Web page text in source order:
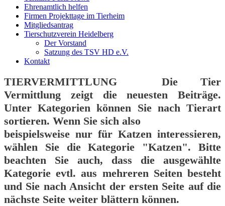
Ehrenamtlich helfen
Firmen Projekttage im Tierheim
Mitgliedsantrag
Tierschutzverein Heidelberg
Der Vorstand
Satzung des TSV HD e.V.
Kontakt
TIERVERMITTLUNGDie Tier
Vermittlung zeigt die neuesten Beiträge.
Unter Kategorien können Sie nach Tierart
sortieren. Wenn Sie sich also
beispielsweise nur für Katzen interessieren,
wählen Sie die Kategorie "Katzen". Bitte
beachten Sie auch, dass die ausgewählte
Kategorie evtl. aus mehreren Seiten besteht
und Sie nach Ansicht der ersten Seite auf die
nächste Seite weiter blättern können.